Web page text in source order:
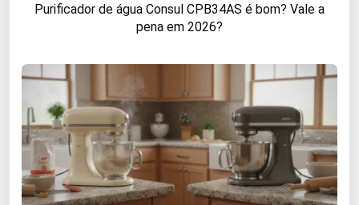
Purificador de água Consul CPB34AS é bom? Vale a
pena em 2026?